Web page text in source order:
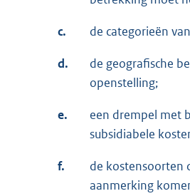
c. de categorieën
d.
de geografische
openstelling;
e.
een drempel met
subsidiabele
f.
de kostensoorten
aanmerking